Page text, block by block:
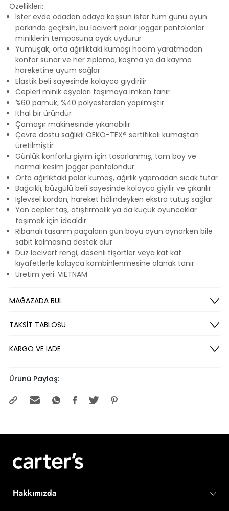
Özellikleri:
İster evde odadan odaya koşsun ister tüm günü oyun
parkında geçirsin, bu lacivert polar jogger pantolonlar
miniklerin temposuna ayak uydurur
Yumuşak, orta ağırlıktaki kumaşı hacim yaratmadan
konfor sunar ve her zıplama, koşma ya da kayma
hareketine uyum sağlar
Elastik beli sayesinde kolayca giydirilir
Cepleri minik eşyaları taşımaya imkan tanır
%60 pamuk, %40 polyesterden yapılmıştır
İthal bir üründür
Çamaşır makinesinde yıkanabilir
Çevre dostu sağlıklı OEKO-TEX® sertifikalı kumaştan
üretilmiştir
Günlük konforlu giyim için tasarlanmış, tam boy ve
normal kesim jogger pantolondur
Orta ağırlıktaki polar kumaş, ağırlık yapmadan sıcak tutar
Bağcıklı, büzgülü beli sayesinde kolayca giyilir ve çıkarılır
İşlevsel kordon, hareket hâlindeyken ekstra tutuş sağlar
Yan cepler taş, atıştırmalık ya da küçük oyuncaklar
taşımak için idealdir
Ribanalı tasarım paçaların gün boyu oyun oynarken bile
sabit kalmasına destek olur
Düz lacivert rengi, desenli tişörtler veya kat kat
kıyafetlerle kolayca kombinlenmesine olanak tanır
Üretim yeri: VİETNAM
MAĞAZADA BUL
TAKSİT TABLOSU
KARGO VE İADE
Ürünü Paylaş:
Hakkımızda